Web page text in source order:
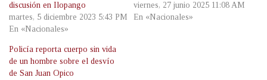
discusión en Ilopango
martes, 5 diciembre 2023 5:43 PM
En «Nacionales»
viernes, 27 junio 2025 11:08 AM
En «Nacionales»
Policía reporta cuerpo sin vida
de un hombre sobre el desvío
de San Juan Opico